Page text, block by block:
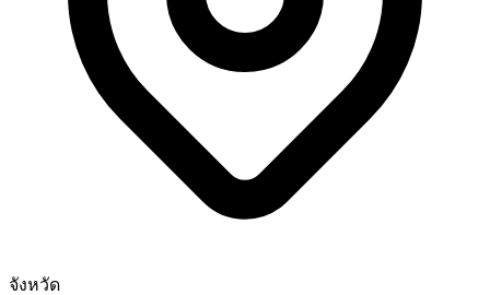
จังหวัด